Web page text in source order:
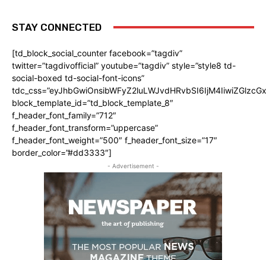
STAY CONNECTED
[td_block_social_counter facebook=”tagdiv”
twitter=”tagdivofficial” youtube=”tagdiv” style=”style8 td-
social-boxed td-social-font-icons”
block_template_id=”td_block_template_8″
f_header_font_family=”712″
f_header_font_transform=”uppercase”
f_header_font_weight=”500″ f_header_font_size=”17″
border_color=”#dd3333″]
- Advertisement -